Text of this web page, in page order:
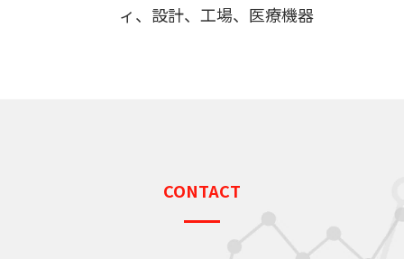
ィ、設計、工場、医療機器
CONTACT